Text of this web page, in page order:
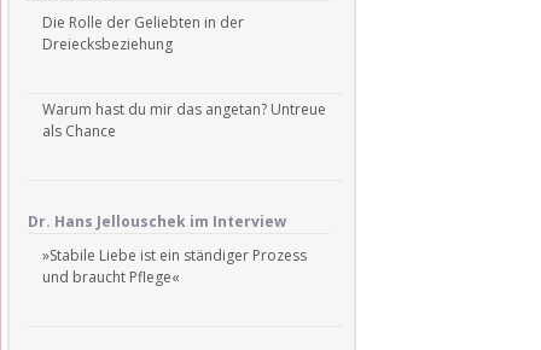
Die Rolle der Geliebten in der
Dreiecksbeziehung
Warum hast du mir das angetan? Untreue
als Chance
Dr. Hans Jellouschek im Interview
»Stabile Liebe ist ein ständiger Prozess
und braucht Pflege«